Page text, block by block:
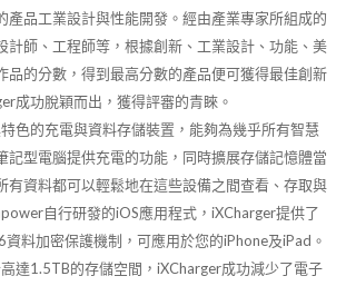
產品工業設計與性能開發。經由產業專家所組成的
計師、工程師等，根據創新、工業設計、功能、美
品的分數，得到最高分數的產品便可獲得最佳創新
成功脫穎而出，獲得評審的青睞。
色的充電與資料存儲裝置，能夠為幾乎所有智慧
記型電腦提供充電的功能，同時擴展存儲記憶體當
有資料都可以輕鬆地在這些設備之間查看、存取與
自行研發的iOS應用程式，iXCharger提供了
資料加密保護機制，可應用於您的iPhone及iPad。
達1.5TB的存儲空間，iXCharger成功減少了電子